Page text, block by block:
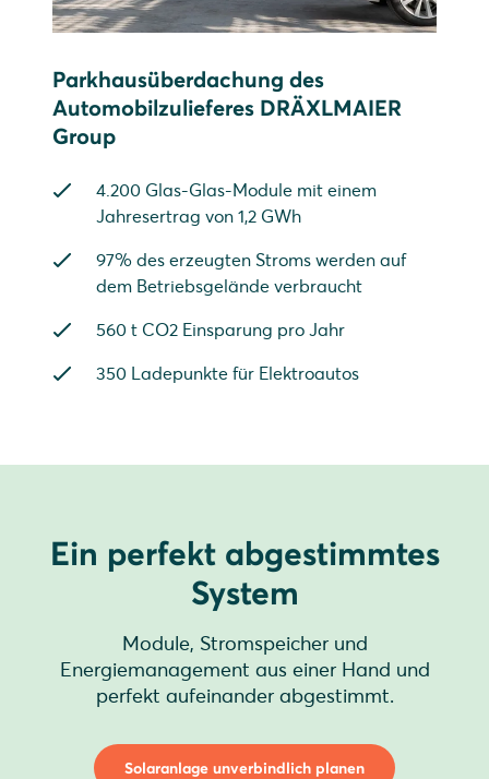
Parkhausüberdachung des
Automobilzulieferes DRÄXLMAIER
Group
4.200 Glas-Glas-Module mit einem
Jahresertrag von 1,2 GWh
97% des erzeugten Stroms werden auf
dem Betriebsgelände verbraucht
560 t CO2 Einsparung pro Jahr
350 Ladepunkte für Elektroautos
Ein perfekt abgestimmtes
System
Module, Stromspeicher und
Energiemanagement aus einer Hand und
perfekt aufeinander abgestimmt.
Solaranlage unverbindlich planen